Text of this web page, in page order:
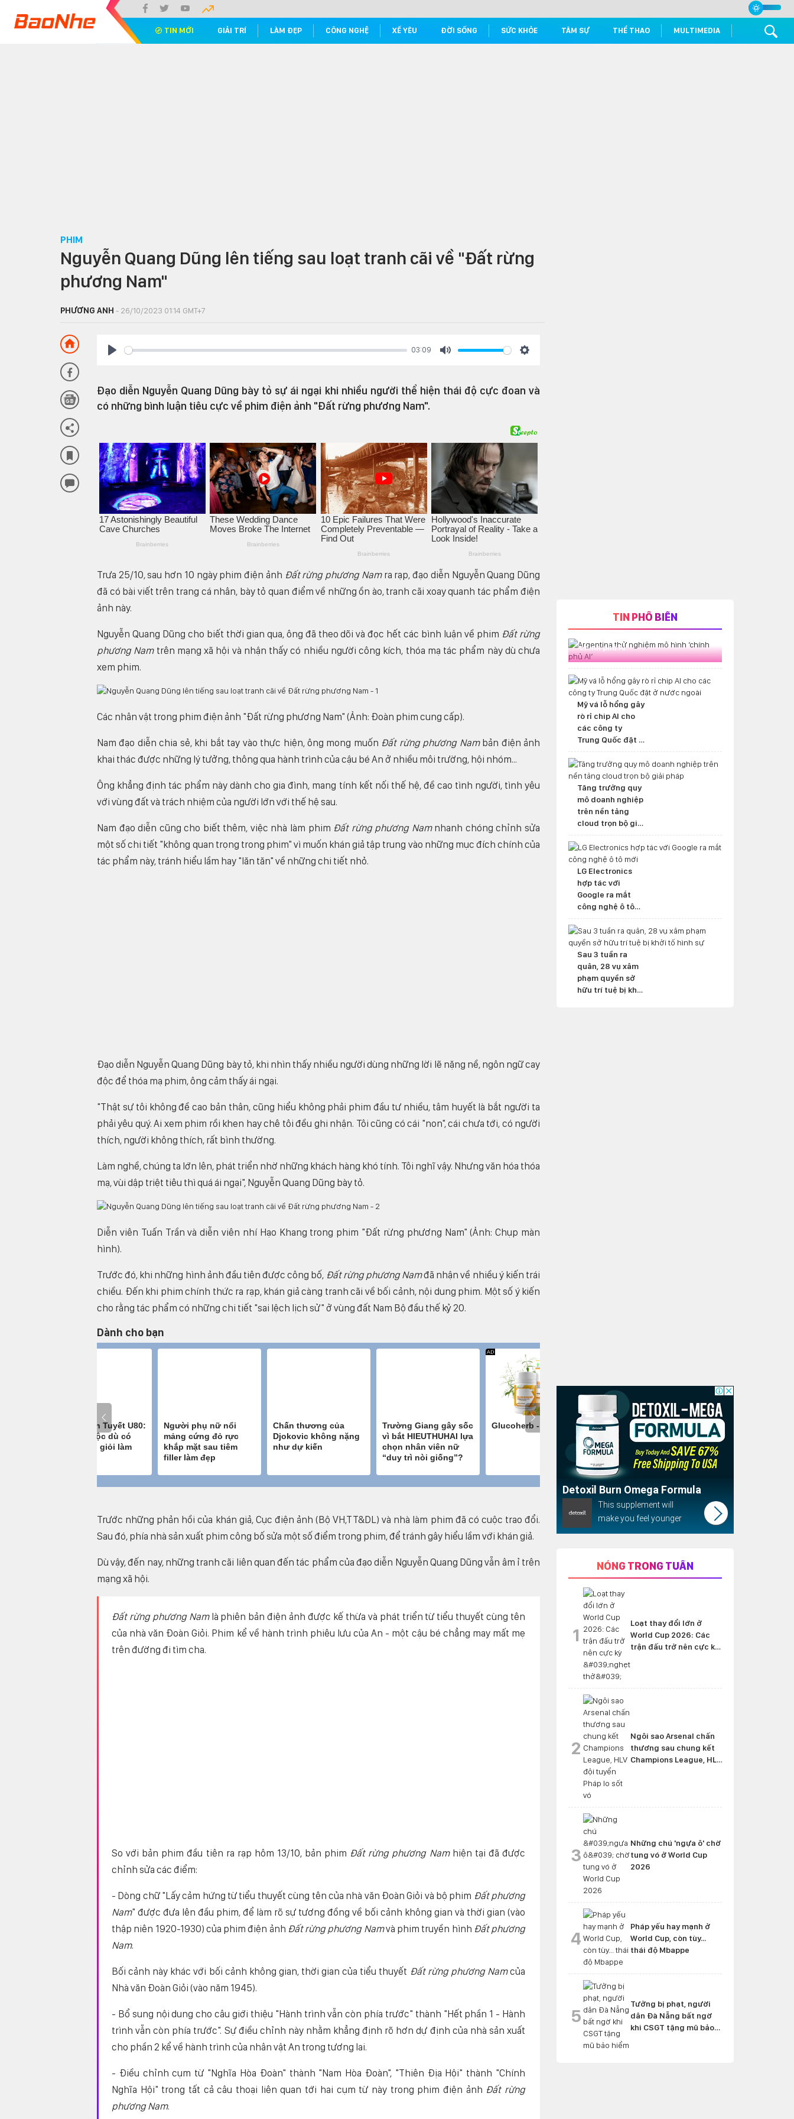
TIN MỚI GIẢI TRÍ LÀM ĐẸP CÔNG NGHỆ XẾ YÊU ĐỜI SỐNG SỨC KHỎE TÂM SỰ THỂ THAO MULTIMEDIA
PHIM
Nguyễn Quang Dũng lên tiếng sau loạt tranh cãi về "Đất rừng
phương Nam"
PHƯƠNG ANH - 26/10/2023 01:14 GMT+7
03:09
Đạo diễn Nguyễn Quang Dũng bày tỏ sự ái ngại khi nhiều người thể hiện thái độ cực đoan và
có những bình luận tiêu cực về phim điện ảnh "Đất rừng phương Nam".
Trưa 25/10, sau hơn 10 ngày phim điện ảnh Đất rừng phương Namra rạp, đạo diễn Nguyễn Quang Dũng
đã có bài viết trên trang cá nhân, bày tỏ quan điểm về những ồn ào, tranh cãi xoay quanh tác phẩm điện
ảnh này.
Nguyễn Quang Dũng cho biết thời gian qua, ông đã theo dõi và đọc hết các bình luận về phim Đất rừng
phương Namtrên mạng xã hội và nhận thấy có nhiều người công kích, thóa mạ tác phẩm này dù chưa
xem phim.
Các nhân vật trong phim điện ảnh "Đất rừng phương Nam" (Ảnh: Đoàn phim cung cấp).
Nam đạo diễn chia sẻ, khi bắt tay vào thực hiện, ông mong muốn Đất rừng phương Nambản điện ảnh
khai thác được những lý tưởng, thông qua hành trình của cậu bé An ở nhiều môi trường, hội nhóm...
Ông khẳng định tác phẩm này dành cho gia đình, mang tính kết nối thế hệ, đề cao tình người, tình yêu
với vùng đất và trách nhiệm của người lớn với thế hệ sau.
Nam đạo diễn cũng cho biết thêm, việc nhà làm phim Đất rừng phương Namnhanh chóng chỉnh sửa
một số chi tiết "không quan trọng trong phim" vì muốn khán giả tập trung vào những mục đích chính của
tác phẩm này, tránh hiểu lầm hay "lăn tăn" về những chi tiết nhỏ.
Đạo diễn Nguyễn Quang Dũng bày tỏ, khi nhìn thấy nhiều người dùng những lời lẽ nặng nề, ngôn ngữ cay
độc để thóa mạ phim, ông cảm thấy ái ngại.
"Thật sự tôi không đề cao bản thân, cũng hiểu không phải phim đầu tư nhiều, tâm huyết là bắt người ta
phải yêu quý. Ai xem phim rồi khen hay chê tôi đều ghi nhận. Tôi cũng có cái "non", cái chưa tới, có người
thích, người không thích, rất bình thường.
Làm nghề, chúng ta lớn lên, phát triển nhờ những khách hàng khó tính. Tôi nghĩ vậy. Nhưng văn hóa thóa
mạ, vùi dập triệt tiêu thì quá ái ngại", Nguyễn Quang Dũng bày tỏ.
Diễn viên Tuấn Trần và diễn viên nhí Hạo Khang trong phim "Đất rừng phương Nam" (Ảnh: Chụp màn
hình).
Trước đó, khi những hình ảnh đầu tiên được công bố, Đất rừng phương Namđã nhận về nhiều ý kiến trái
chiều. Đến khi phim chính thức ra rạp, khán giả càng tranh cãi về bối cảnh, nội dung phim. Một số ý kiến
cho rằng tác phẩm có những chi tiết "sai lệch lịch sử" ở vùng đất Nam Bộ đầu thế kỷ 20.
Dành cho bạn
Trước những phản hồi của khán giả, Cục điện ảnh (Bộ VH,TT&DL) và nhà làm phim đã có cuộc trao đổi.
Sau đó, phía nhà sản xuất phim công bố sửa một số điểm trong phim, để tránh gây hiểu lầm với khán giả.
Dù vậy, đến nay, những tranh cãi liên quan đến tác phẩm của đạo diễn Nguyễn Quang Dũng vẫn âm ỉ trên
mạng xã hội.
Đất rừng phương Namlà phiên bản điện ảnh được kế thừa và phát triển từ tiểu thuyết cùng tên
của nhà văn Đoàn Giỏi. Phim kể về hành trình phiêu lưu của An - một cậu bé chẳng may mất mẹ
trên đường đi tìm cha.
So với bản phim đầu tiên ra rạp hôm 13/10, bản phim Đất rừng phương Nam hiện tại đã được
chỉnh sửa các điểm:
- Dòng chữ "Lấy cảm hứng từ tiểu thuyết cùng tên của nhà văn Đoàn Giỏi và bộ phim Đất phương
Nam" được đưa lên đầu phim, để làm rõ sự tương đồng về bối cảnh không gian và thời gian (vào
thập niên 1920-1930) của phim điện ảnh Đất rừng phương Namvà phim truyền hình Đất phương
Nam.
Bối cảnh này khác với bối cảnh không gian, thời gian của tiểu thuyết Đất rừng phương Namcủa
Nhà văn Đoàn Giỏi (vào năm 1945).
- Bổ sung nội dung cho câu giới thiệu "Hành trình vẫn còn phía trước" thành "Hết phần 1 - Hành
trình vẫn còn phía trước". Sự điều chỉnh này nhằm khẳng định rõ hơn dự định của nhà sản xuất
cho phần 2 kể về hành trình của nhân vật An trong tương lai.
- Điều chỉnh cụm từ "Nghĩa Hòa Đoàn" thành "Nam Hòa Đoàn", "Thiên Địa Hội" thành "Chính
Nghĩa Hội" trong tất cả câu thoại liên quan tới hai cụm từ này trong phim điện ảnh Đất rừng
phương Nam.
TIN PHỔ BIẾN
‘chính phủ AI’
Mỹ vá lỗ hổng gây
rò rỉ chip AI cho
các công ty
Trung Quốc đặt ở
nước ngoài
Tăng trưởng quy
mô doanh nghiệp
trên nền tảng
cloud trọn bộ giải
pháp
LG Electronics
hợp tác với
Google ra mắt
công nghệ ô tô
mới
Sau 3 tuần ra
quân, 28 vụ xâm
phạm quyền sở
hữu trí tuệ bị khởi
NÓNG TRONG TUẦN
1
Loạt thay đổi lớn ở
World Cup 2026: Các
trận đấu trở nên cực kỳ
2
Ngôi sao Arsenal chấn
thương sau chung kết
Champions League, HLV
3
Những chú 'ngựa ô' chờ
tung vó ở World Cup
2026
4
Pháp yếu hay mạnh ở
World Cup, còn tùy...
thái độ Mbappe
5
Tưởng bị phạt, người
dân Đà Nẵng bất ngờ
khi CSGT tặng mũ bảo